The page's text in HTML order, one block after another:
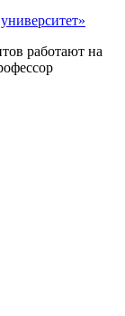
работают на